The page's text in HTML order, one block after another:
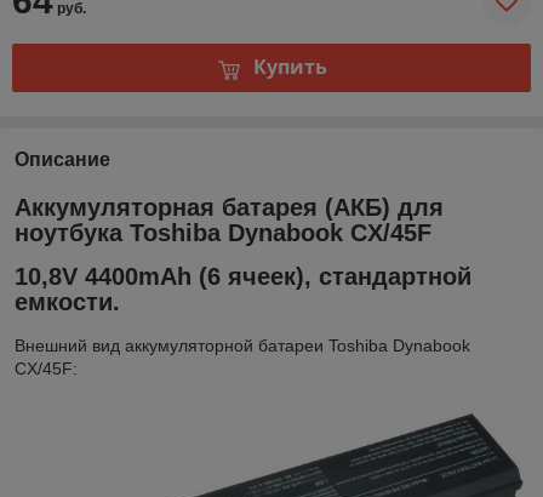
руб.
Купить
Описание
Аккумуляторная батарея (АКБ) для
ноутбука Toshiba Dynabook CX/45F
10,8V 4400mAh (6 ячеек), стандартной
емкости.
Внешний вид аккумуляторной батареи Toshiba Dynabook
CX/45F: